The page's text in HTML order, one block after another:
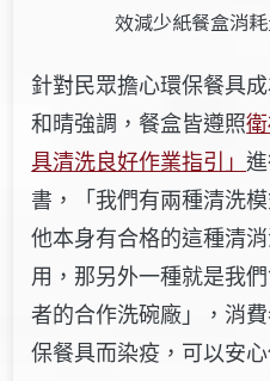
效減少紙餐盒消
針對民眾擔心環保餐具
和晴強調，餐盒皆遵照
具清洗良好作業指引」
書，「我們有兩種清洗
他本身有合格的這種清
用，那另外一種就是我
者的合作洗碗廠」，消
保餐具而染疫，可以安心